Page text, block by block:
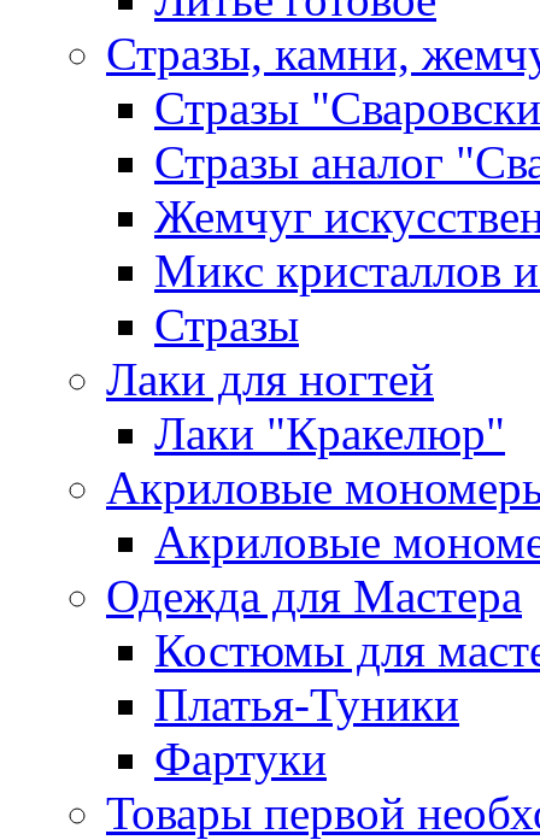
Стразы, камни,
Стразы
Стразы аналог
Жемчуг
Микс кристаллов
Стразы
Лаки для ногтей
Лаки "Кракелюр"
Акриловые
Акриловые
Одежда для Мастера
Костюмы для
Платья-Туники
Фартуки
Товары первой